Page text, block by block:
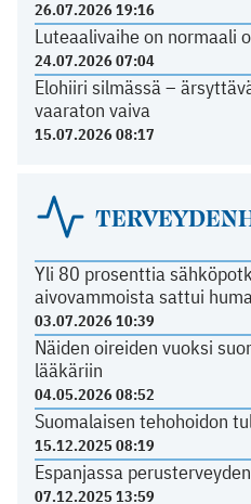
26.07.2026 19:16
Luteaalivaihe on normaali
24.07.2026 07:04
Elohiiri silmässä –
vaaraton vaiva
15.07.2026 08:17
Yli 80 prosenttia
aivovammoista sattui
03.07.2026 10:39
Näiden oireiden vuoksi
lääkäriin
04.05.2026 08:52
Suomalaisen tehohoidon
15.12.2025 08:19
Espanjassa
07.12.2025 13:59